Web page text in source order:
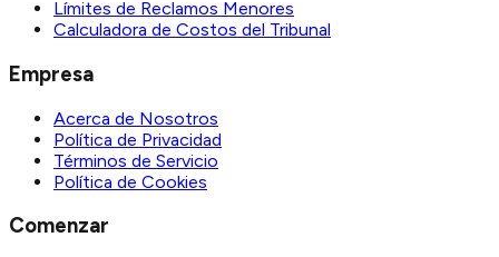
Límites de Reclamos Menores
Calculadora de Costos del Tribunal
Empresa
Acerca de Nosotros
Política de Privacidad
Términos de Servicio
Política de Cookies
Comenzar